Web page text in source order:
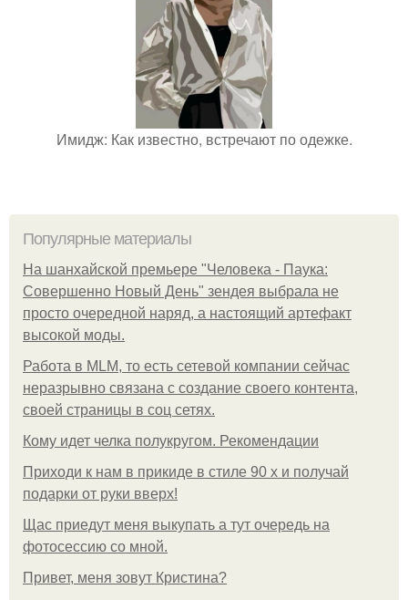
Имидж: Как известно, встречают по одежке.
Популярные материалы
На шанхайской премьере "Человека - Паука:
Совершенно Новый День" зендея выбрала не
просто очередной наряд, а настоящий артефакт
высокой моды.
Работа в MLM, то есть сетевой компании сейчас
неразрывно связана с создание своего контента,
своей страницы в соц сетях.
Кому идет челка полукругом. Рекомендации
Приходи к нам в прикиде в стиле 90 х и получай
подарки от руки вверх!
Щас приедут меня выкупать а тут очередь на
фотосессию со мной.
Привет, меня зовут Кристина?